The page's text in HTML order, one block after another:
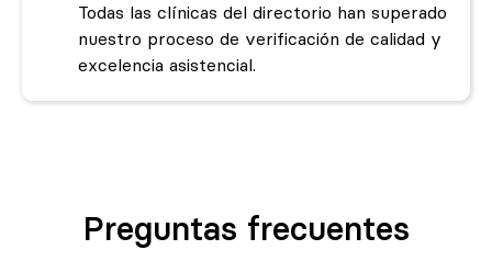
Todas las clínicas del directorio han superado
nuestro proceso de verificación de calidad y
excelencia asistencial.
Preguntas frecuentes